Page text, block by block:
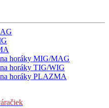
horáky MIG/MAG
horáky TIG/WIG
horáky PLAZMA